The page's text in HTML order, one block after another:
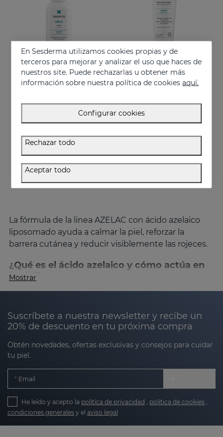
Añadir
AZELAC Loción
Indicada para la piel grasa o con tendencia acneica
Añadir
AZELAC Mascarilla Anti-Rojeces
La fórmula de la linea AZELAC con ácido azelaico
liposomado ayuda a calmar la piel, reforzar la
barrera cutánea y reducir visiblemente las rojeces.
¿Qué es el ácido azelaico y cómo actúa en
la piel?
El ácido azelaico es uningrediente de origen
beneficios:
Calmante: reduce rojeces, ardor y sensación
de quemazón.
Seborregulador
y normaliza la queratinización.
Despimentante suave
Mostrar
Suscríbete a nuestra newsletter y recibe un
20% de descuento en tu próxima compra
Obtén novedades, ofertas exclusivas y consejos para cuidar
tu piel.
Email
He leído y acepto la política de privacidad política de cookies
condiciones generales y el aviso legal
En Sesderma utilizamos cookies propias y de
terceros para mejorar y analizar el uso que haces de
nuestros site. Puede rechazarlas u obtener más
información sobre nuestra política de cookiesaquí.
Configurar cookies
Rechazar todo
Aceptar todo